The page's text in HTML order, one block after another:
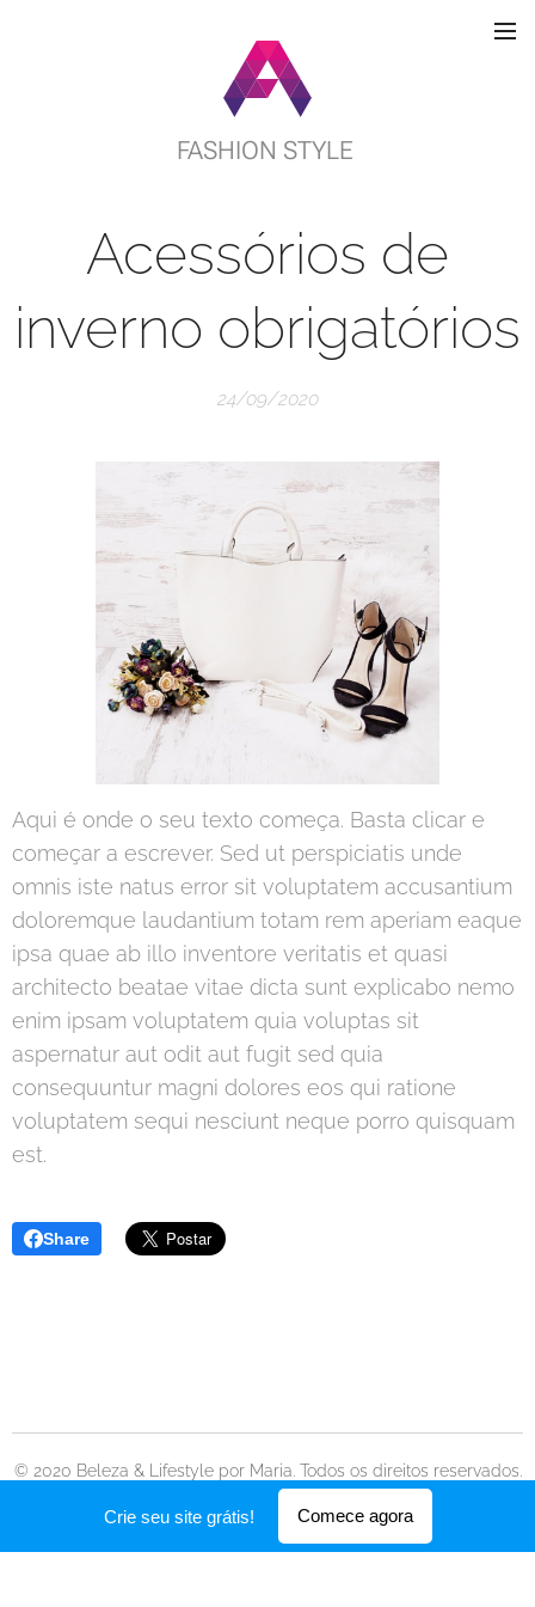
FASHION STYLE
Acessórios de
inverno obrigatórios
24/09/2020
Aqui é onde o seu texto começa. Basta clicar e
começar a escrever. Sed ut perspiciatis unde
omnis iste natus error sit voluptatem accusantium
doloremque laudantium totam rem aperiam eaque
ipsa quae ab illo inventore veritatis et quasi
architecto beatae vitae dicta sunt explicabo nemo
enim ipsam voluptatem quia voluptas sit
aspernatur aut odit aut fugit sed quia
consequuntur magni dolores eos qui ratione
voluptatem sequi nesciunt neque porro quisquam
est.
Share
© 2020 Beleza & Lifestyle por Maria. Todos os direitos reservados.
Desenvolvido porWebnode
Crie seu site grátis! Comece agora